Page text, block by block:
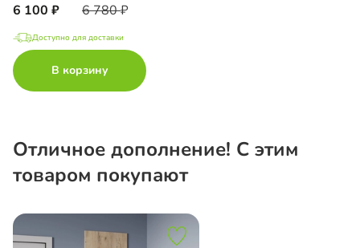
6 100 6 780
Доступно для доставки
В корзину
Отличное дополнение! С этим
товаром покупают